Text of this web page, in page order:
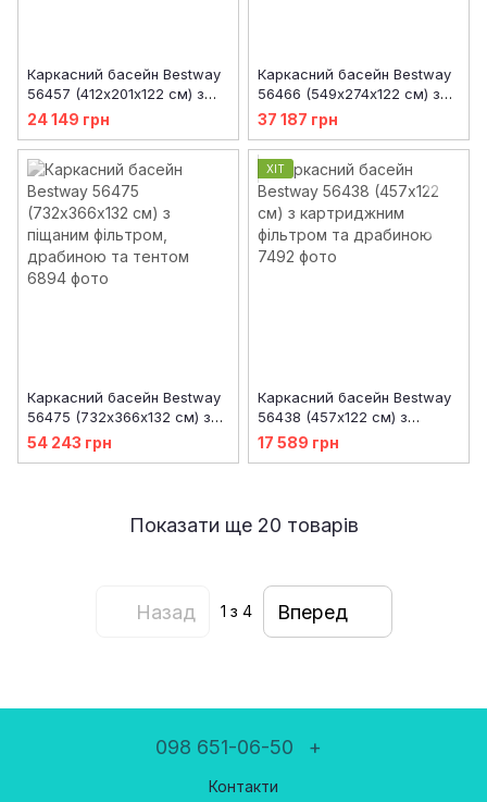
Каркасний басейн Bestway
56457 (412х201х122 см) з
пісочним фільтром та
драбиною
24 149 грн
Каркасний басейн Bestway
56466 (549х274х122 см) з
пісочним фільтром,
драбиною та тентом
37 187 грн
Каркасний басейн Bestway
56475 (732х366х132 см) з
піщаним фільтром,
драбиною та тентом
54 243 грн
ХІТ
Каркасний басейн Bestway
56438 (457х122 см) з
картриджним фільтром та
драбиною
17 589 грн
Показати ще 20 товарів
Назад 1 з 4 Вперед
098 651-06-50 +
Контакти